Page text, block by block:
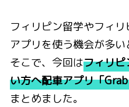
フィリピン留学やフィ
アプリを使う機会が多い
そこで、今回はフィリ
い方へ配車アプリ「
まとめました。